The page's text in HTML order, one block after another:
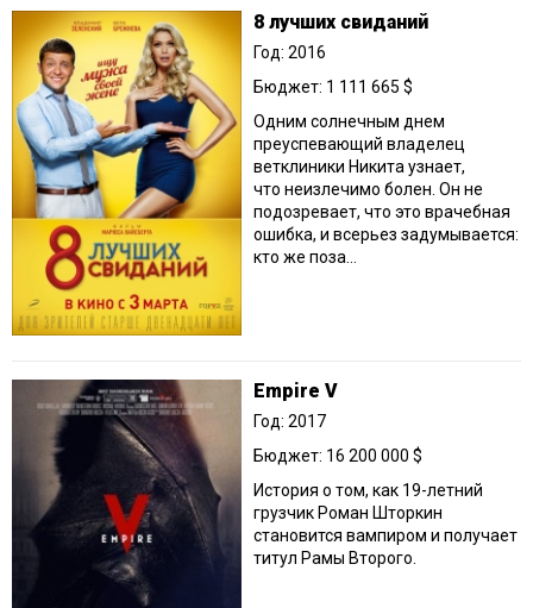
8 лучших свиданий
Год: 2016
Бюджет: 1 111 665 $
Одним солнечным днем
преуспевающий владелец
ветклиники Никита узнает,
что неизлечимо болен. Он не
подозревает, что это врачебная
ошибка, и всерьез задумывается:
кто же поза...
Empire V
Год: 2017
Бюджет: 16 200 000 $
История о том, как 19-летний
грузчик Роман Шторкин
становится вампиром и получает
титул Рамы Второго.